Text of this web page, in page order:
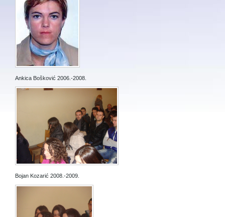
Ankica Bošković 2006.-2008.
Bojan Kozarić 2008.-2009.